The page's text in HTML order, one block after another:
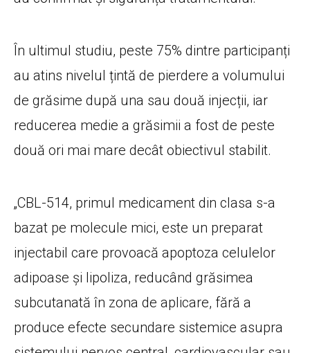
În ultimul studiu, peste 75% dintre participanți
au atins nivelul țintă de pierdere a volumului
de grăsime după una sau două injecții, iar
reducerea medie a grăsimii a fost de peste
două ori mai mare decât obiectivul stabilit.
„CBL-514, primul medicament din clasa s-a
bazat pe molecule mici, este un preparat
injectabil care provoacă apoptoza celulelor
adipoase și lipoliza, reducând grăsimea
subcutanată în zona de aplicare, fără a
produce efecte secundare sistemice asupra